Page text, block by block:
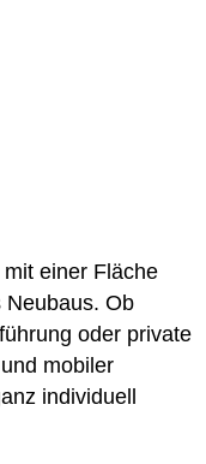
mit einer Fläche
Neubaus. Ob
oder private
mobiler
individuell